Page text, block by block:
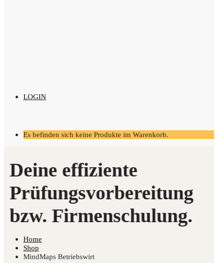
LOGIN
Es befinden sich keine Produkte im Warenkorb.
Home
Shop
MindMaps Betriebswirt